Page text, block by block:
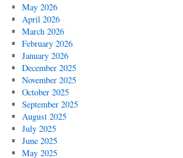
May 2026
April 2026
March 2026
February 2026
January 2026
December 2025
November 2025
October 2025
September 2025
August 2025
July 2025
June 2025
May 2025